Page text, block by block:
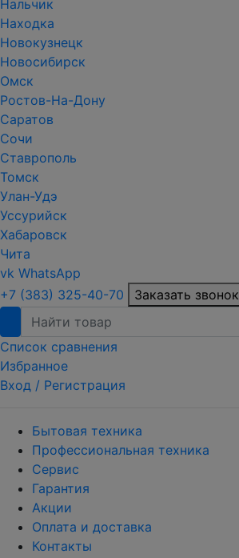
Нальчик
Находка
Новокузнецк
Новосибирск
Омск
Ростов-На-Дону
Саратов
Сочи
Ставрополь
Томск
Улан-Удэ
Уссурийск
Хабаровск
Чита
vk WhatsApp
+7 (383) 325-40-70
Заказать звонок
Список сравнения
Избранное
Вход / Регистрация
Бытовая техника
Профессиональная техника
Сервис
Гарантия
Акции
Оплата и доставка
Контакты